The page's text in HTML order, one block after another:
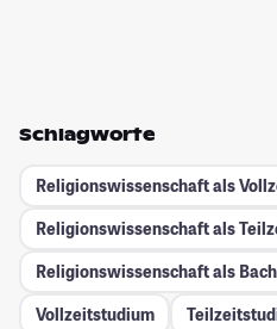
Schlagworte
Religionswissenschaft als
Religionswissenschaft als
Religionswissenschaft als
Vollzeitstudium